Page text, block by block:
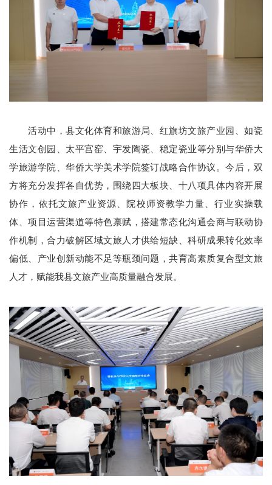
活动中，县文化体育和旅游局、红旗坊文旅产业园、如瓷
生活文创园、太平宫窑、宇发陶瓷、稳定瓷业等分别与华侨大
学旅游学院、华侨大学美术学院签订战略合作协议。今后，双
方将充分发挥各自优势，围绕四大板块、十八项具体内容开展
协作，依托文旅产业资源、院校师资教学力量、行业实操载
体、项目运营渠道等特色禀赋，搭建常态化沟通会商与联动协
作机制，合力破解区域文旅人才供给短缺、科研成果转化效率
偏低、产业创新动能不足等瓶颈问题，共育高素质复合型文旅
人才，赋能我县文旅产业高质量融合发展。